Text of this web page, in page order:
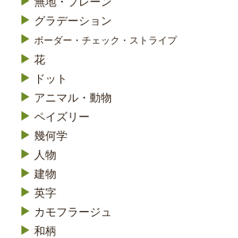
グラデーション
ボーダー・チェック・ストライプ
花
ドット
アニマル・動物
ペイズリー
幾何学
人物
建物
英字
カモフラージュ
和柄